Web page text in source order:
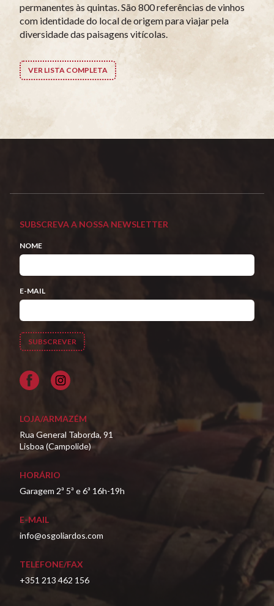
permanentes às quintas. São 800 referências de vinhos
com identidade do local de origem para viajar pela
diversidade das paisagens vitícolas.
VER LISTA COMPLETA
SUBSCREVA A NOSSA NEWSLETTER
NOME
E-MAIL
Facebook
LOJA/ARMAZÉM
Rua General Taborda, 91
Lisboa (Campolide)
HORÁRIO
Garagem 2ª 5ª e 6ª 16h-19h
E-MAIL
info@osgoliardos.com
TELEFONE/FAX
+351 213 462 156